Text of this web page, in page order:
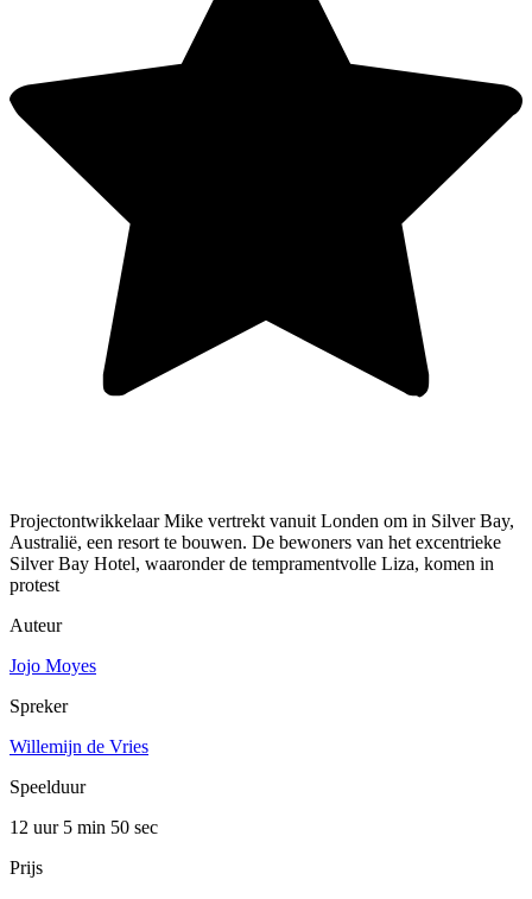
Projectontwikkelaar Mike vertrekt vanuit Londen om in Silver Bay,
Australië, een resort te bouwen. De bewoners van het excentrieke
Silver Bay Hotel, waaronder de tempramentvolle Liza, komen in
protest
Auteur
Jojo Moyes
Spreker
Willemijn de Vries
Speelduur
12 uur 5 min 50 sec
Prijs